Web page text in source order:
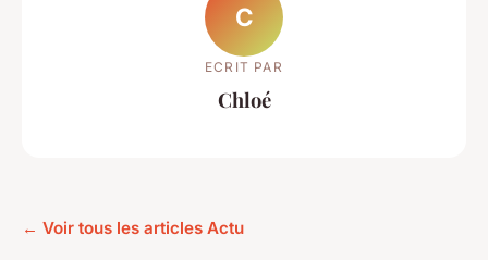
C
ECRIT PAR
Chloé
← Voir tous les articles Actu